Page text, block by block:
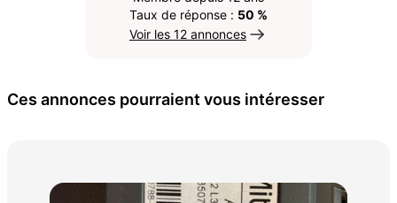
Taux de réponse : 50 %
Voir les 12 annonces
Ces annonces pourraient vous intéresser